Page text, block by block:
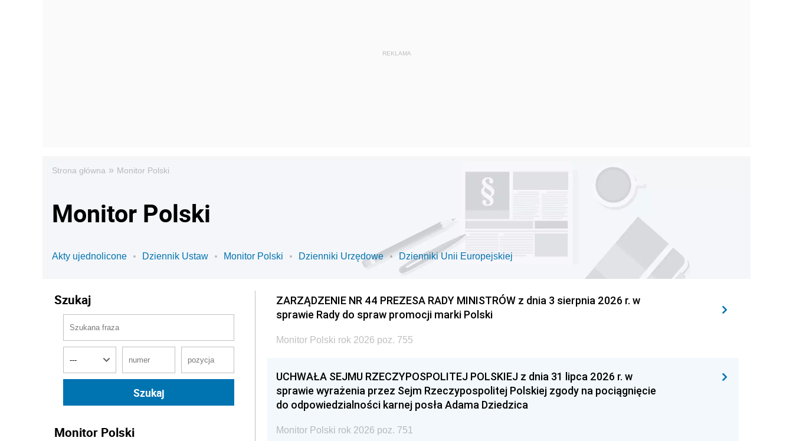
Strona główna » Monitor Polski
Monitor Polski
Akty ujednolicone Dziennik Ustaw Monitor Polski Dzienniki Urzędowe Dzienniki Unii Europejskiej
Szukaj
Monitor Polski
ZARZĄDZENIE NR 44 PREZESA RADY MINISTRÓW z dnia 3 sierpnia 2026 r. w
sprawie Rady do spraw promocji marki Polski
Monitor Polski rok 2026 poz. 755
UCHWAŁA SEJMU RZECZYPOSPOLITEJ POLSKIEJ z dnia 31 lipca 2026 r. w
sprawie wyrażenia przez Sejm Rzeczypospolitej Polskiej zgody na pociągnięcie
do odpowiedzialności karnej posła Adama Dziedzica
Monitor Polski rok 2026 poz. 751